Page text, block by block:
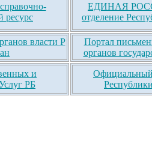
ресурс
ЕДИНАЯ
отделение
власти Р
Портал
органов
и
РБ
Официальный